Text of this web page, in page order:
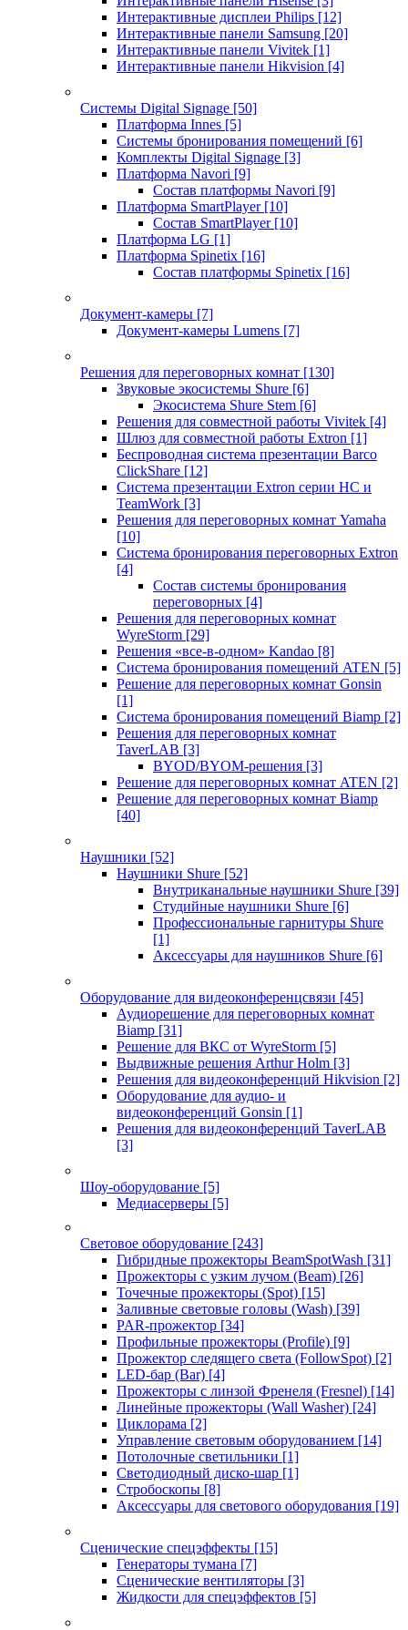
Интерактивные дисплеи Philips [12]
Интерактивные панели Samsung [20]
Интерактивные панели Vivitek [1]
Интерактивные панели Hikvision [4]
Системы Digital Signage [50]
Платформа Innes [5]
Системы бронирования помещений [6]
Комплекты Digital Signage [3]
Платформа Navori [9]
Состав платформы Navori [9]
Платформа SmartPlayer [10]
Состав SmartPlayer [10]
Платформа LG [1]
Платформа Spinetix [16]
Состав платформы Spinetix [16]
Документ-камеры [7]
Документ-камеры Lumens [7]
Решения для переговорных комнат [130]
Звуковые экосистемы Shure [6]
Экосистема Shure Stem [6]
Решения для совместной работы Vivitek [4]
Шлюз для совместной работы Extron [1]
Беспроводная система презентации Barco
ClickShare [12]
Система презентации Extron серии HC и
TeamWork [3]
Решения для переговорных комнат Yamaha
[10]
Система бронирования переговорных Extron
[4]
Состав системы бронирования
переговорных [4]
Решения для переговорных комнат
WyreStorm [29]
Решения «все-в-одном» Kandao [8]
Система бронирования помещений ATEN [5]
Решение для переговорных комнат Gonsin
[1]
Система бронирования помещений Biamp [2]
Решения для переговорных комнат
TaverLAB [3]
BYOD/BYOM-решения [3]
Решение для переговорных комнат ATEN [2]
Решение для переговорных комнат Biamp
[40]
Наушники [52]
Наушники Shure [52]
Внутриканальные наушники Shure [39]
Студийные наушники Shure [6]
Профессиональные гарнитуры Shure
[1]
Аксессуары для наушников Shure [6]
Оборудование для видеоконференцсвязи [45]
Аудиорешение для переговорных комнат
Biamp [31]
Решение для ВКС от WyreStorm [5]
Выдвижные решения Arthur Holm [3]
Решения для видеоконференций Hikvision [2]
Оборудование для аудио- и
видеоконференций Gonsin [1]
Решения для видеоконференций TaverLAB
[3]
Шоу-оборудование [5]
Медиасерверы [5]
Световое оборудование [243]
Гибридные прожекторы BeamSpotWash [31]
Прожекторы с узким лучом (Beam) [26]
Точечные прожекторы (Spot) [15]
Заливные световые головы (Wash) [39]
PAR-прожектор [34]
Профильные прожекторы (Profile) [9]
Прожектор следящего света (FollowSpot) [2]
LED-бар (Bar) [4]
Прожекторы с линзой Френеля (Fresnel) [14]
Линейные прожекторы (Wall Washer) [24]
Циклорама [2]
Управление световым оборудованием [14]
Потолочные светильники [1]
Светодиодный диско-шар [1]
Стробоскопы [8]
Аксессуары для светового оборудования [19]
Сценические спецэффекты [15]
Генераторы тумана [7]
Сценические вентиляторы [3]
Жидкости для спецэффектов [5]